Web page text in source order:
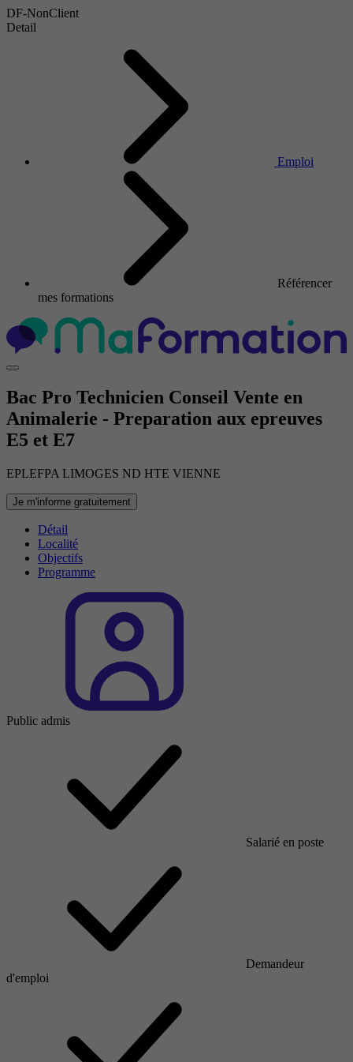
DF-NonClient
Detail
Emploi
Référencer
mes formations
Bac Pro Technicien Conseil Vente en
Animalerie - Preparation aux epreuves
E5 et E7
EPLEFPA LIMOGES ND HTE VIENNE
Je m'informe gratuitement
Détail
Localité
Objectifs
Programme
Public admis
Salarié en poste
Demandeur
d'emploi